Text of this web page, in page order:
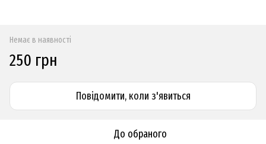
Немає в наявності
250 грн
Повідомити, коли з'явиться
До обраного